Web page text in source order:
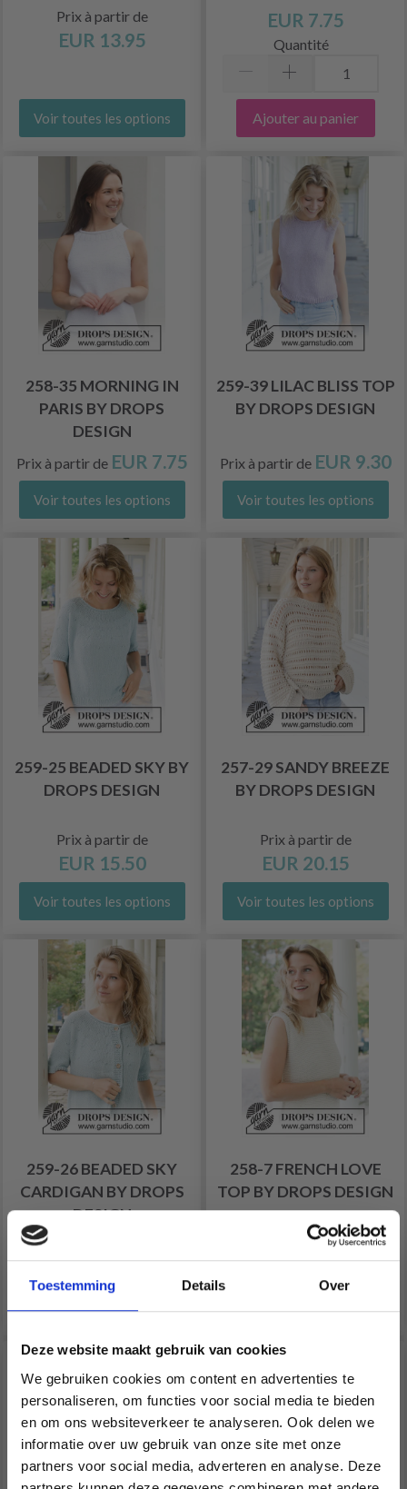
Toestemming Details Over
Deze website maakt gebruik van cookies
We gebruiken cookies om content en advertenties te
personaliseren, om functies voor social media te bieden
en om ons websiteverkeer te analyseren. Ook delen we
informatie over uw gebruik van onze site met onze
partners voor social media, adverteren en analyse. Deze
Prix à partir de
EUR 13.95
Voir toutes les options
EUR 7.75
Quantité
Ajouter au panier
258-35 MORNING IN
PARIS BY DROPS
DESIGN
Prix à partir de EUR 7.75
Voir toutes les options
259-39 LILAC BLISS TOP
BY DROPS DESIGN
Prix à partir de EUR 9.30
Voir toutes les options
259-25 BEADED SKY BY
DROPS DESIGN
Prix à partir de
EUR 15.50
Voir toutes les options
257-29 SANDY BREEZE
BY DROPS DESIGN
Prix à partir de
EUR 20.15
Voir toutes les options
259-26 BEADED SKY
CARDIGAN BY DROPS
DESIGN
EUR 18.80
258-7 FRENCH LOVE
TOP BY DROPS DESIGN
Prix à partir de
EUR 10.85
Économisez jusqu'à 50 %